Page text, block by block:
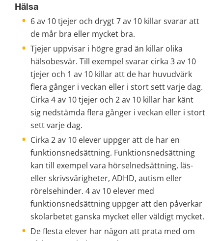
Hälsa
6 av 10 tjejer och drygt 7 av 10 killar svarar att
de mår bra eller mycket bra.
Tjejer uppvisar i högre grad än killar olika
hälsobesvär. Till exempel svarar cirka 3 av 10
tjejer och 1 av 10 killar att de har huvudvärk
flera gånger i veckan eller i stort sett varje dag.
Cirka 4 av 10 tjejer och 2 av 10 killar har känt
sig nedstämda flera gånger i veckan eller i stort
sett varje dag.
Cirka 2 av 10 elever uppger att de har en
funktionsnedsättning. Funktionsnedsättning
kan till exempel vara hörselnedsättning, läs-
eller skrivsvårigheter, ADHD, autism eller
rörelsehinder. 4 av 10 elever med
funktionsnedsättning uppger att den påverkar
skolarbetet ganska mycket eller väldigt mycket.
De flesta elever har någon att prata med om